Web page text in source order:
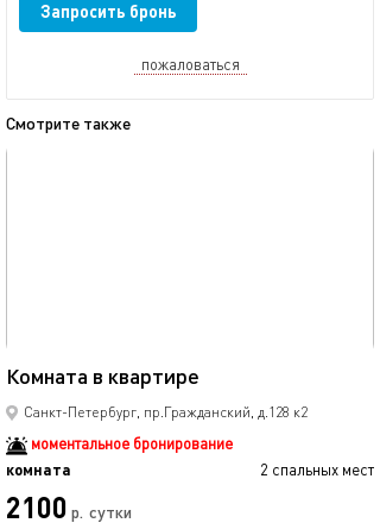
Запросить бронь
пожаловаться
Смотрите также
Комната в квартире
Санкт-Петербург, пр.Гражданский, д.128 к2
моментальное бронирование
комната
2 спальных мест
2100 р. сутки